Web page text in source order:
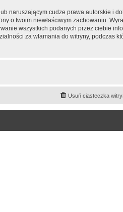
naruszającym cudze prawa autorskie i
o twoim niewłaściwym zachowaniu.
wszystkich podanych przez ciebie
za włamania do witryny, podczas
Usuń ciasteczka